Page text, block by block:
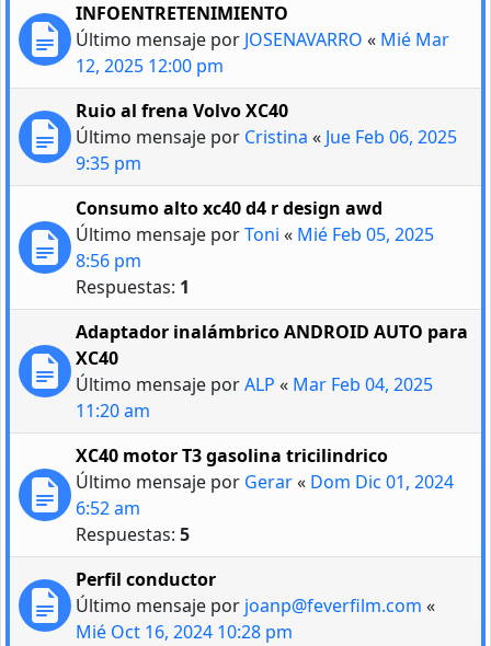
INFOENTRETENIMIENTO
Último mensaje por JOSENAVARRO « Mié Mar
12, 2025 12:00 pm
Ruio al frena Volvo XC40
Último mensaje por Cristina « Jue Feb 06, 2025
9:35 pm
Consumo alto xc40 d4 r design awd
Último mensaje porToni « Mié Feb 05, 2025
8:56 pm
Respuestas: 1
Adaptador inalámbrico ANDROID AUTO para
XC40
Último mensaje porALP « Mar Feb 04, 2025
11:20 am
XC40 motor T3 gasolina tricilindrico
Último mensaje por Gerar« Dom Dic 01, 2024
6:52 am
Respuestas: 5
Perfil conductor
Último mensaje por joanp@feverfilm.com «
Mié Oct 16, 2024 10:28 pm